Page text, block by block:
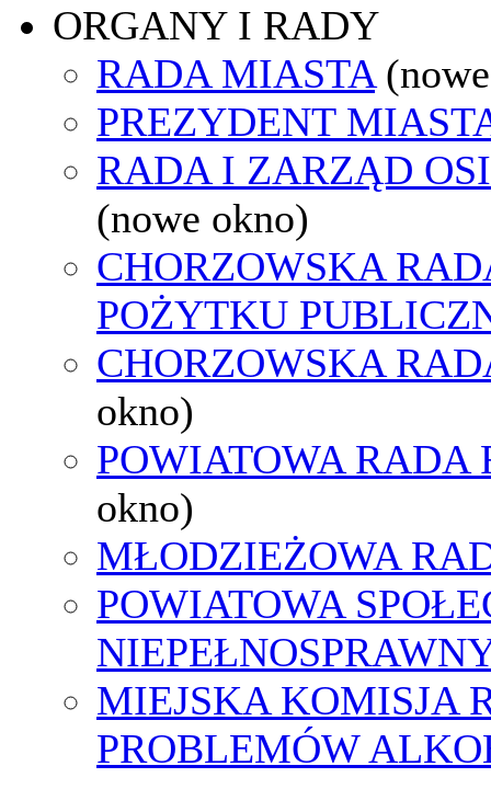
ORGANY I RADY
RADA MIASTA
PREZYDENT
RADA I ZARZĄD
(nowe okno)
CHORZOWSKA
POŻYTKU
CHORZOWSKA
okno)
POWIATOWA RADA
okno)
MŁODZIEŻOWA
POWIATOWA
MIEJSKA KOMISJA
PROBLEMÓW